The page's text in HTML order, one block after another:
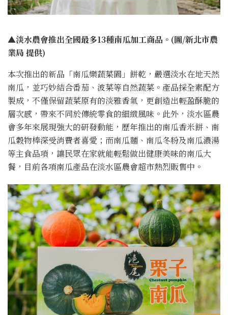
▲淡水農會推出全國最多13種南瓜加工商品。(圖/新北市農
業局 提供)
本次推出的新品「南瓜樂蔬菜園」餅乾，嚴選淡水在地天然
南瓜，並巧妙結合番茄、波菜等自然蔬菜。產品採全素配方
製成，不僅保留蔬菜原有的淡雅香氣，更創造出輕盈酥脆的
層次感，帶來不同於傳統零食的細緻風味。此外，淡水區農
會多年來展現強大的研發動能，歷年推出的南瓜香米餅、南
瓜穀物棒深受消費者喜愛；而南瓜麵、南瓜冬粉及南瓜濃湯
等主食品項，讓民眾在家就能輕鬆做出健康美味的南瓜大
餐，目前各項南瓜產品在淡水區農會超市熱烈販售中。